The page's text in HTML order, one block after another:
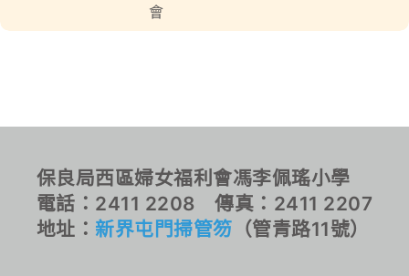
會
保良局西區婦女福利會馮李佩瑤小學
電話：2411 2208 傳真：2411 2207
地址： 新界屯門掃管笏 （管青路11號）